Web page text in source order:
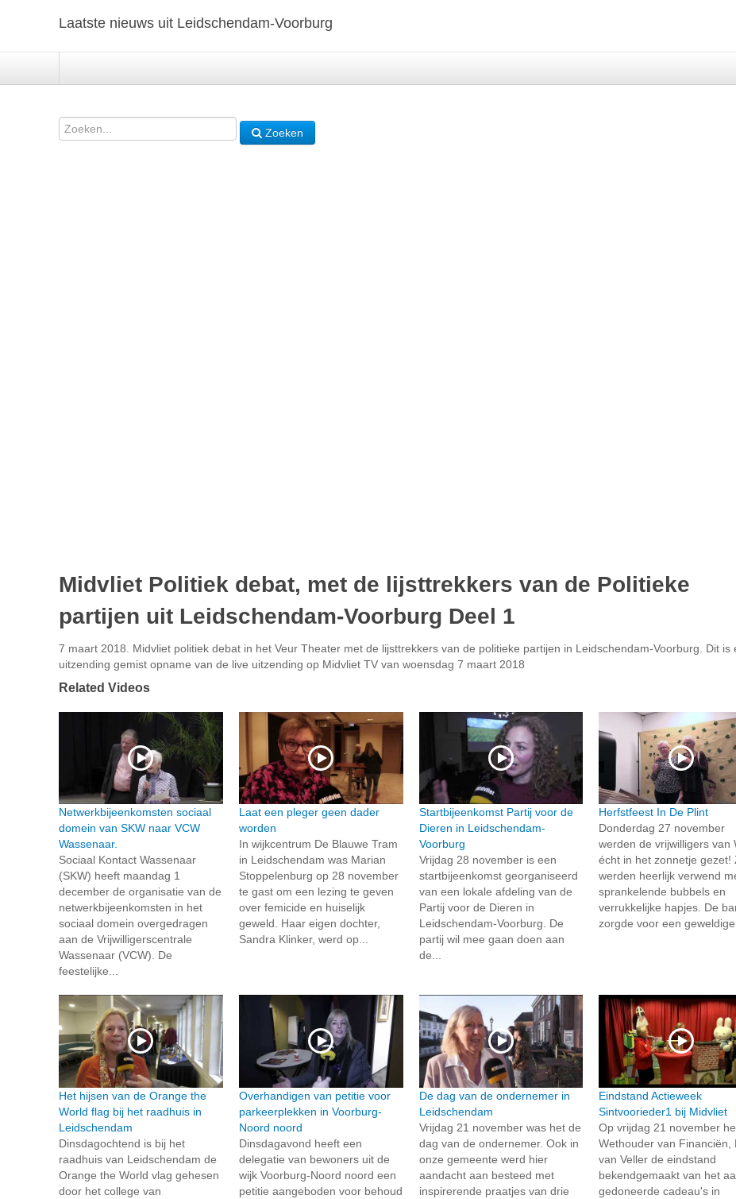
Laatste nieuws uit Leidschendam-Voorburg
Zoeken
Midvliet Politiek debat, met de lijsttrekkers van de Politieke
partijen uit Leidschendam-Voorburg Deel 1
7 maart 2018. Midvliet politiek debat in het Veur Theater met de lijsttrekkers van de politieke partijen in Leidschendam-Voorburg. Dit is
uitzending gemist opname van de live uitzending op Midvliet TV van woensdag 7 maart 2018
Related Videos
Netwerkbijeenkomsten sociaal
domein van SKW naar VCW
Wassenaar.
Sociaal Kontact Wassenaar
(SKW) heeft maandag 1
december de organisatie van de
netwerkbijeenkomsten in het
sociaal domein overgedragen
aan de Vrijwilligerscentrale
Wassenaar (VCW). De
feestelijke...
Laat een pleger geen dader
worden
In wijkcentrum De Blauwe Tram
in Leidschendam was Marian
Stoppelenburg op 28 november
te gast om een lezing te geven
over femicide en huiselijk
geweld. Haar eigen dochter,
Sandra Klinker, werd op...
Startbijeenkomst Partij voor de
Dieren in Leidschendam-
Voorburg
Vrijdag 28 november is een
startbijeenkomst georganiseerd
van een lokale afdeling van de
Partij voor de Dieren in
Leidschendam-Voorburg. De
partij wil mee gaan doen aan
de...
Herfstfeest In De Plint
Donderdag 27 november
werden de vrijwilligers van
écht in het zonnetje gezet!
werden heerlijk verwend
sprankelende bubbels en
verrukkelijke hapjes. De
zorgde voor een
Het hijsen van de Orange the
World flag bij het raadhuis in
Leidschendam
Dinsdagochtend is bij het
raadhuis van Leidschendam de
Orange the World vlag gehesen
door het college van
Overhandigen van petitie voor
parkeerplekken in Voorburg-
Noord noord
Dinsdagavond heeft een
delegatie van bewoners uit de
wijk Voorburg-Noord noord een
petitie aangeboden voor behoud
De dag van de ondernemer in
Leidschendam
Vrijdag 21 november was het de
dag van de ondernemer. Ook in
onze gemeente werd hier
aandacht aan besteed met
inspirerende praatjes van drie
Eindstand Actieweek
Sintvoorieder1 bij Midvliet
Op vrijdag 21 november
Wethouder van Financiën,
van Veller de eindstand
bekendgemaakt van het
gedoneerde cadeau's in